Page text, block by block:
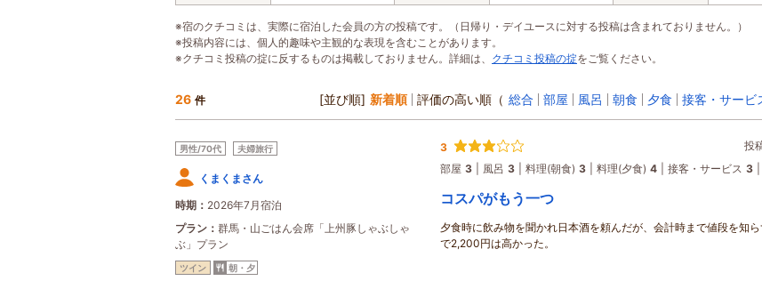
※宿のクチコミは、実際に宿泊した会員の方の投稿です。（日帰り・デイユースに対する投稿は含まれておりません。）
※投稿内容には、個人的趣味や主観的な表現を含むことがあります。
※クチコミ投稿の掟に反するものは掲載しておりません。詳細は、 クチコミ投稿の掟をご覧ください。
26 件 [並び順] 新着順 評価の高い順 （ 総合 部屋 風呂 朝食 夕食 接客・サービ
男性/70代 夫婦旅行
くまくまさん
時期
2026年7月宿泊
プラン
群馬・山ごはん会席「上州豚しゃぶしゃ
ぶ」プラン
ツイン 朝・夕
3
投
部屋 3 風呂 3 料理(朝食) 3 料理(夕食) 4 接客・サービス 3
コスパがもう一つ
夕食時に飲み物を聞かれ日本酒を頼んだが、会計時まで値段を知
で2,200円は高かった。